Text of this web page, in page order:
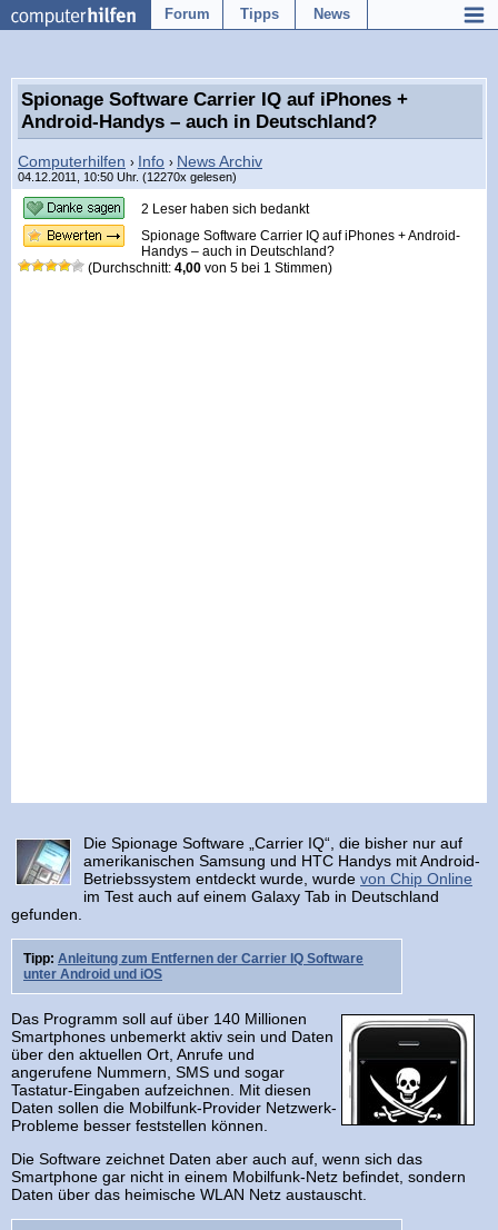
Forum Tipps News
Spionage Software Carrier IQ auf iPhones +
Android-Handys – auch in Deutschland?
Computerhilfen › Info › News Archiv
04.12.2011, 10:50 Uhr. (12270x gelesen)
2 Leser haben sich bedankt
Spionage Software Carrier IQ auf iPhones + Android-
Handys – auch in Deutschland?
(Durchschnitt: 4,00 von 5 bei 1 Stimmen)
Die Spionage Software „Carrier IQ“, die bisher nur auf
amerikanischen Samsung und HTC Handys mit Android-
Betriebssystem entdeckt wurde, wurde von Chip Online
im Test auch auf einem Galaxy Tab in Deutschland
gefunden.
Tipp: Anleitung zum Entfernen der Carrier IQ Software
unter Android und iOS
Das Programm soll auf über 140 Millionen
Smartphones unbemerkt aktiv sein und Daten
über den aktuellen Ort, Anrufe und
angerufene Nummern, SMS und sogar
Tastatur-Eingaben aufzeichnen. Mit diesen
Daten sollen die Mobilfunk-Provider Netzwerk-
Probleme besser feststellen können.
Die Software zeichnet Daten aber auch auf, wenn sich das
Smartphone gar nicht in einem Mobilfunk-Netz befindet, sondern
Daten über das heimische WLAN Netz austauscht.